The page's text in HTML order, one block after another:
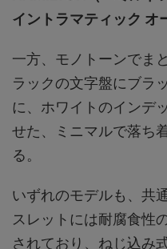
イントラマティック オ
一方、モノトーンでま
ラックの文字盤にブラ
に、ホワイトのインデ
せた、ミニマルで落ち
る。
いずれのモデルも、共
スレットには耐腐食性
されており、ねじ込み